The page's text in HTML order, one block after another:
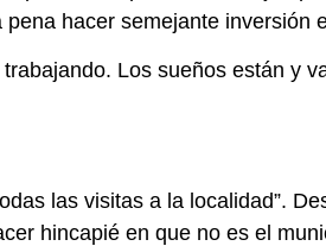
hacer semejante inversión
Los sueños están y
las visitas a la localidad”.
hincapié en que no es el